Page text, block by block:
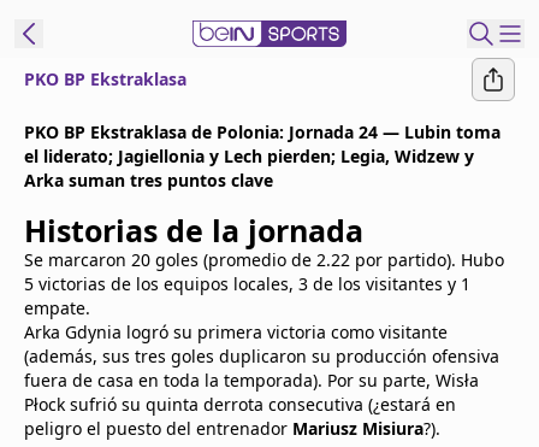
Language
ENES
Edition
United States
beIN XTRA
Administrar
notificaciones
Programación
PKO BP Ekstraklasa
PKO BP Ekstraklasa de Polonia: Jornada 24 — Lubin toma
el liderato; Jagiellonia y Lech pierden; Legia, Widzew y
Arka suman tres puntos clave
Historias de la jornada
Se marcaron 20 goles (promedio de 2.22 por partido). Hubo
5 victorias de los equipos locales, 3 de los visitantes y 1
empate.
Arka Gdynia logró su primera victoria como visitante
(además, sus tres goles duplicaron su producción ofensiva
fuera de casa en toda la temporada). Por su parte, Wisła
Płock sufrió su quinta derrota consecutiva (¿estará en
peligro el puesto del entrenador Mariusz Misiura?).